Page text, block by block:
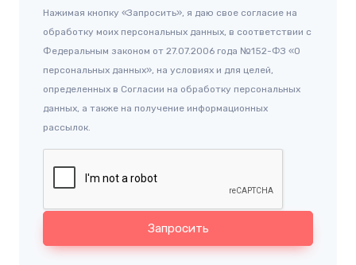
Нажимая кнопку «Запросить», я даю свое согласие на
обработку моих персональных данных, в соответствии с
Федеральным законом от 27.07.2006 года №152-ФЗ «О
персональных данных», на условиях и для целей,
определенных в Согласии на обработку персональных
данных, а также на получение информационных
рассылок.
Запросить